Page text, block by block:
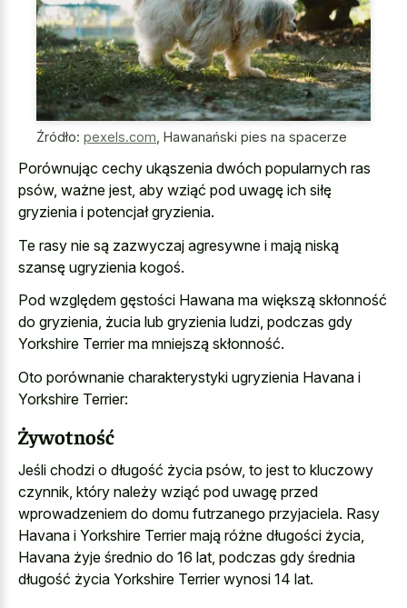
Źródło: pexels.com Hawanański pies na spacerze
Porównując cechy ukąszenia dwóch popularnych ras
psów, ważne jest, aby wziąć pod uwagę ich siłę
gryzienia i potencjał gryzienia.
Te rasy nie są zazwyczaj agresywne i mają niską
szansę ugryzienia kogoś.
Pod względem gęstości Hawana ma większą skłonność
do gryzienia, żucia lub gryzienia ludzi, podczas gdy
Yorkshire Terrier ma mniejszą skłonność.
Oto porównanie charakterystyki ugryzienia Havana i
Yorkshire Terrier:
Żywotność
Jeśli chodzi o długość życia psów, to jest to kluczowy
czynnik, który należy wziąć pod uwagę przed
wprowadzeniem do domu futrzanego przyjaciela. Rasy
Havana i Yorkshire Terrier mają różne długości życia,
Havana żyje średnio do 16 lat, podczas gdy średnia
długość życia Yorkshire Terrier wynosi 14 lat.